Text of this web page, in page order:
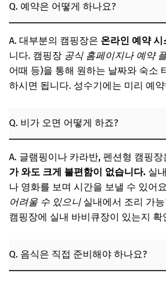
Q. 예약은 어떻게 하나요?
A. 대부분의 캠핑장은 온라인 예약 시
니다. 캠핑장 공식 홈페이지나 예약
어때 등)을 통해 원하는 날짜와 숙소
하시면 됩니다. 성수기에는 미리 예
Q. 비가 오면 어떻게 하죠?
A. 글램핑이나 카라반, 펜션형 캠핑장
가 와도 크게 불편함이 없습니다. 실
나 영화를 보며 시간을 보낼 수 있어
어려울 수 있으니실내에서 조리 가
캠핑장에 실내 바비큐장이 있는지 확
Q. 음식은 직접 준비해야 하나요?